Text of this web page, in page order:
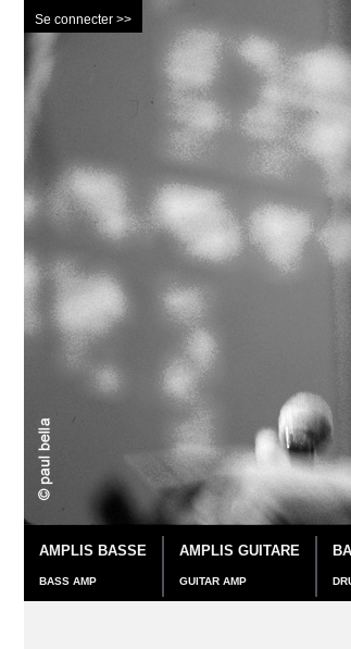
Se connecter >>
AMPLIS BASSE
BASS AMP
AMPLIS GUITARE
GUITAR AMP